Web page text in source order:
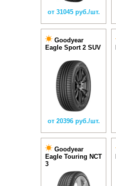
от 31045 руб./шт.
Goodyear
Eagle Sport 2 SUV
от 20396 руб./шт.
Goodyear
Eagle Touring NCT
3